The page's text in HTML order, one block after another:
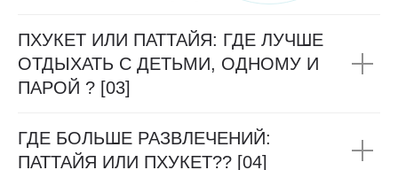
ПХУКЕТ ИЛИ ПАТТАЙЯ: ГДЕ ЛУЧШЕ
ОТДЫХАТЬ С ДЕТЬМИ, ОДНОМУ И
ПАРОЙ ? [03]
ГДЕ БОЛЬШЕ РАЗВЛЕЧЕНИЙ:
ПАТТАЙЯ ИЛИ ПХУКЕТ?? [04]